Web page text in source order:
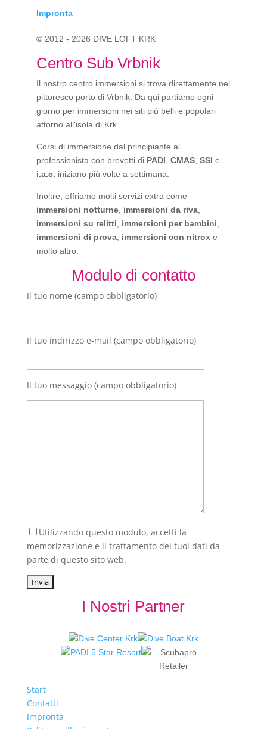
Impronta
© 2012 - 2026 DIVE LOFT KRK
Centro Sub Vrbnik
Il nostro centro immersioni si trova direttamente nel
pittoresco porto di Vrbnik. Da qui partiamo ogni
giorno per immersioni nei siti più belli e popolari
attorno all'isola di Krk.
Corsi di immersione dal principiante al
professionista con brevetti di PADI CMAS, SSI e
i.a.c. iniziano più volte a settimana.
Inoltre, offriamo molti servizi extra come
immersioni notturne, immersioni da riva,
immersioni su relitti
immersioni per bambini
immersioni di prova, immersioni con nitroxe
molto altro.
Modulo di contatto
Il tuo nome (campo obbligatorio)
Il tuo indirizzo e-mail (campo obbligatorio)
Il tuo messaggio (campo obbligatorio)
Utilizzando questo modulo, accetti la
memorizzazione e il trattamento dei tuoi dati da
parte di questo sito web.
I Nostri Partner
Start
Contatti
Impronta